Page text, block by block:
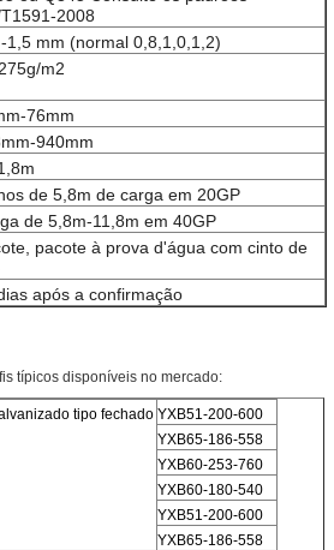
2008
1,5 mm (normal 0,8,1,0,1,2)
m2
76mm
940mm
de 5,8m de carga em 20GP
de 5,8m-11,8m em 40GP
pacote à prova d'água com cinto de
após a confirmação
típicos disponíveis no mercado:
tipo fechado YXB51-200-600
YXB65-186-558
YXB60-253-760
YXB60-180-540
YXB51-200-600
YXB65-186-558